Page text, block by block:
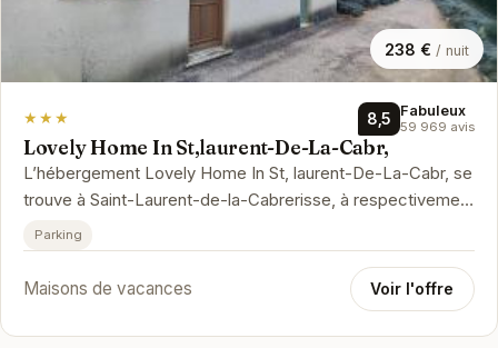
238 € / nuit
★★★ 8,5 Fabuleux
59 969 avis
Lovely Home In St,laurent-De-La-Cabr,
L’hébergement Lovely Home In St, laurent-De-La-Cabr, se
trouve à Saint-Laurent-de-la-Cabrerisse, à respectivement
27 km, 28 km et …
Parking
Maisons de vacances Voir l'offre